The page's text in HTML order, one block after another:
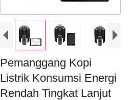
Pemanggang Kopi
Listrik Konsumsi Energi
Rendah Tingkat Lanjut